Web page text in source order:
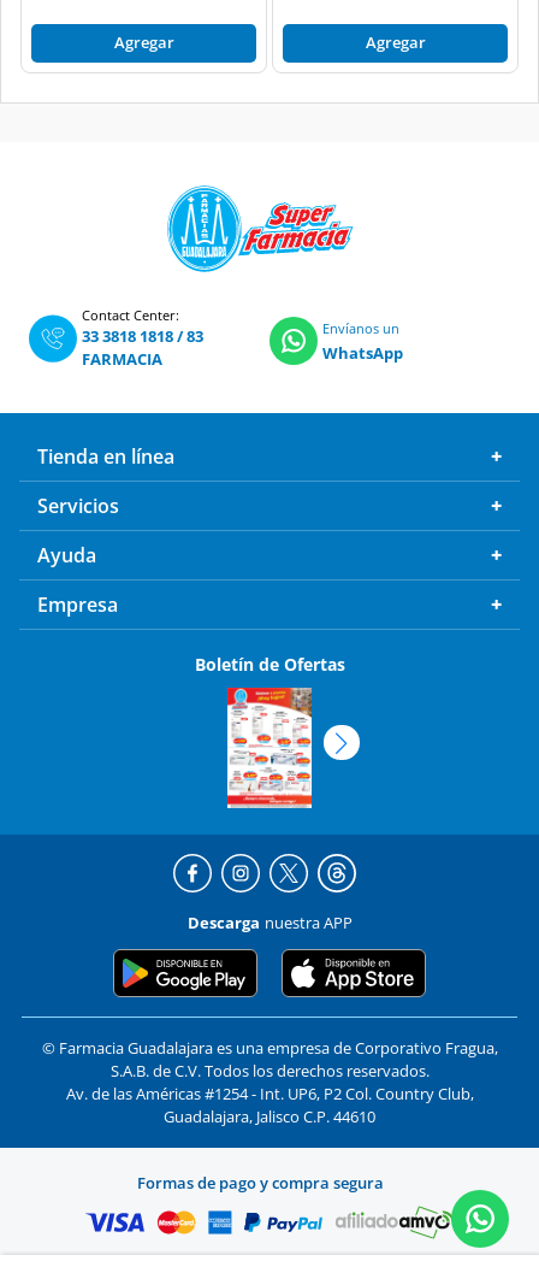
Agregar Agregar
Contact Center:
33 3818 1818/83
FARMACIA
Envíanos un
WhatsApp
Tienda en línea
Servicios
Ayuda
Empresa
Boletín de Ofertas
Descarga nuestra APP
© Farmacia Guadalajara es una empresa de Corporativo Fragua,
S.A.B. de C.V. Todos los derechos reservados.
Av. de las Américas #1254 - Int. UP6, P2 Col. Country Club,
Guadalajara, Jalisco C.P. 44610
Formas de pago y compra segura